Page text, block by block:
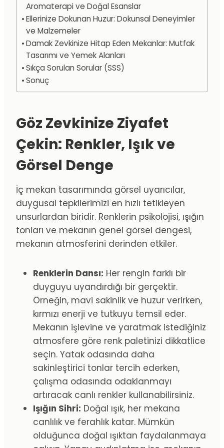
Aromaterapi ve Doğal Esanslar
Ellerinize Dokunan Huzur: Dokunsal Deneyimler
ve Malzemeler
Damak Zevkinize Hitap Eden Mekanlar: Mutfak
Tasarımı ve Yemek Alanları
Sıkça Sorulan Sorular (SSS)
Sonuç
Göz Zevkinize Ziyafet
Çekin: Renkler, Işık ve
Görsel Denge
İç mekan tasarımında görsel uyarıcılar,
duygusal tepkilerimizi en hızlı tetikleyen
unsurlardan biridir. Renklerin psikolojisi, ışığın
tonları ve mekanın genel görsel dengesi,
mekanın atmosferini derinden etkiler.
Renklerin Dansı: Her rengin farklı bir
duyguyu uyandırdığı bir gerçektir.
Örneğin, mavi sakinlik ve huzur verirken,
kırmızı enerji ve tutkuyu temsil eder.
Mekanın işlevine ve yaratmak istediğiniz
atmosfere göre renk paletinizi dikkatlice
seçin. Yatak odasında daha
sakinleştirici tonlar tercih ederken,
çalışma odasında odaklanmayı
artıracak canlı renkler kullanabilirsiniz.
Işığın Sihri: Doğal ışık, her mekana
canlılık ve ferahlık katar. Mümkün
olduğunca doğal ışıktan faydalanmaya